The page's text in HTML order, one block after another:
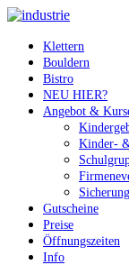
Klettern
Bouldern
Bistro
NEU HIER?
Angebot &
Kinder-
Gutscheine
Preise
Öffnungszeiten
Info